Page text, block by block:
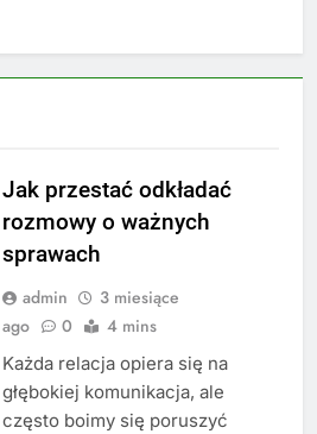
Jak przestać odkładać
rozmowy o ważnych
sprawach
admin
3 miesiące
ago
0 4 mins
Każda relacja opiera się na
głębokiej komunikacja, ale
często boimy się poruszyć